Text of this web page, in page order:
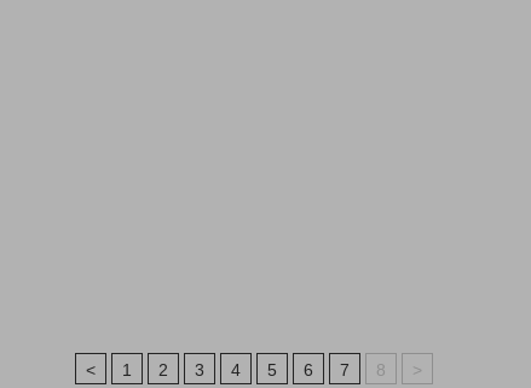
< 1 2 3 4 5 6 7 8 >